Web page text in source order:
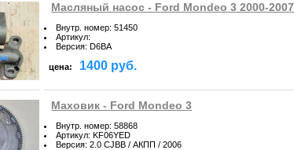
Масляный насос - Ford Mondeo 3 2000-2007
Внутр. номер: 51450
Артикул:
Версия: D6BA
цена: 1400 руб.
Маховик - Ford Mondeo 3
Внутр. номер: 58868
Артикул: KF06YED
Версия: 2.0 CJBB / АКПП / 2006